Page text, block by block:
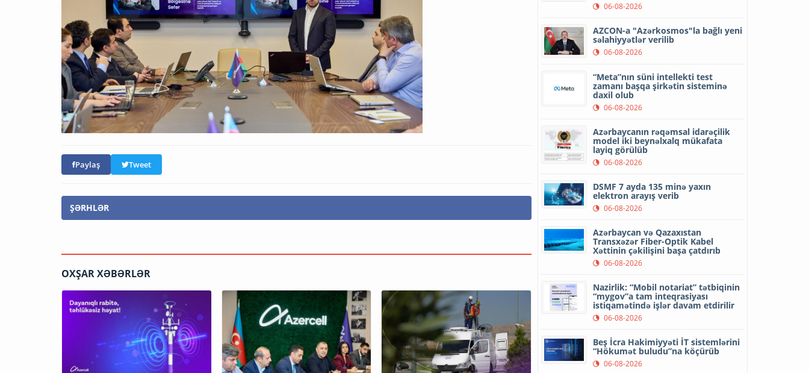
Paylaş Tweet
ŞƏRHLƏR
OXŞAR XƏBƏRLƏR
06-08-2026
AZCON-a "Azərkosmos"la bağlı yeni
səlahiyyətlər verilib
06-08-2026
“Meta”nın süni intellekti test
zamanı başqa şirkətin sisteminə
daxil olub
06-08-2026
Azərbaycanın rəqəmsal idarəçilik
model iki beynəlxalq mükafata
layiq görülüb
06-08-2026
DSMF 7 ayda 135 minə yaxın
elektron arayış verib
06-08-2026
Azərbaycan və Qazaxıstan
Transxəzər Fiber-Optik Kabel
Xəttinin çəkilişini başa çatdırıb
06-08-2026
Nazirlik: “Mobil notariat” tətbiqinin
“mygov”a tam inteqrasiyası
istiqamətində işlər davam etdirilir
06-08-2026
Beş İcra Hakimiyyəti İT sistemlərini
“Hökumət buludu”na köçürüb
06-08-2026